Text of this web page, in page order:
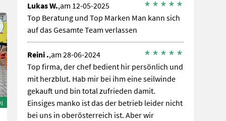
Lukas W.,am 12-05-2025
Top Beratung und Top Marken Man kann sich
auf das Gesamte Team verlassen
Reini .,am 28-06-2024
Top firma, der chef bedient hir persönlich und
mit herzblut. Hab mir bei ihm eine seilwinde
gekauft und bin total zufrieden damit.
Einsiges manko ist das der betrieb leider nicht
bei uns in oberösterreich ist. Aber wir